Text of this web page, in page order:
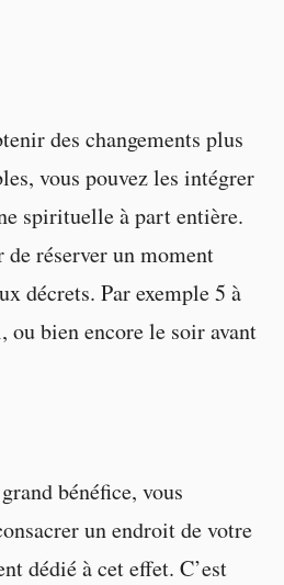
des changements plus
vous pouvez les intégrer
spirituelle à part entière.
de réserver un moment
décrets. Par exemple 5 à
ou bien encore le soir avant
bénéfice, vous
un endroit de votre
dédié à cet effet. C’est